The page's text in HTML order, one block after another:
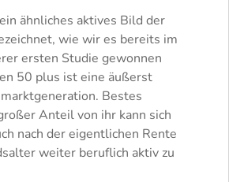
ähnliches aktives Bild der
wie wir es bereits im
ersten Studie gewonnen
50 plus ist eine äußerst
Bestes
Anteil von ihr kann sich
nach der eigentlichen Rente
weiter beruflich aktiv zu